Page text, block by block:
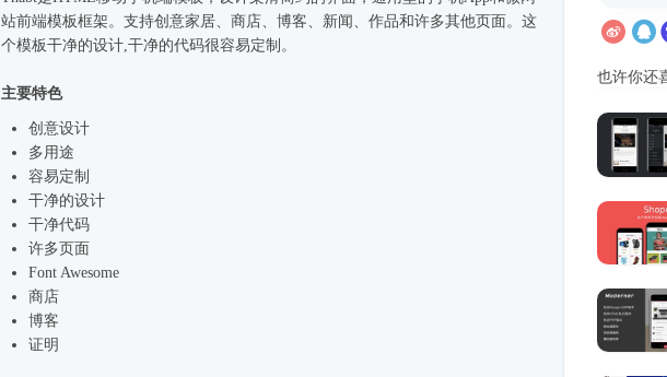
站前端模板框架。支持创意家居、商店、博客、新闻、作品和许多其他页面。这
个模板干净的设计,干净的代码很容易定制。
主要特色
创意设计
多用途
容易定制
干净的设计
干净代码
许多页面
Font Awesome
商店
博客
证明
也许你还